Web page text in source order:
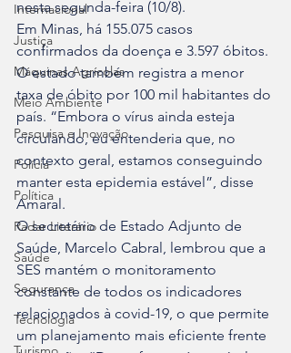
Internacional
Justiça
Máquinas Agrícolas
Meio Ambiente
Pesquisa e Inovação
Polícia
Política
Radar Literário
Saúde
Segurança
Tecnologia
nesta segunda-feira (10/8).
Em Minas, há 155.075 casos
confirmados da doença e 3.597 óbitos.
O estado também registra a menor
taxa de óbito por 100 mil habitantes do
país. “Embora o vírus ainda esteja
circulando, eu entenderia que, no
contexto geral, estamos conseguindo
manter esta epidemia estável”, disse
Amaral.
O secretário de Estado Adjunto de
Saúde, Marcelo Cabral, lembrou que a
SES mantém o monitoramento
constante de todos os indicadores
relacionados à covid-19, o que permite
um planejamento mais eficiente frente